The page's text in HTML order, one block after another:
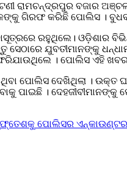
ରାମଚନ୍ଦ୍ରପୁର ବଜାର
ଗିରଫ କରିଛି ପୋଲିସ ।
ରହୁଥିଲେ। ଓଡ଼ିଶାର
ସେଠାରେ ଯୁବତୀମାନଙ୍କୁ
। ପୋଲିସ ଏହି ଖବର
ପୋଲିସ ଦେଖିଥିଲା ।
। ଦେହଜୀବୀମାନଙ୍କୁ
ପୋଲିସର ଏନ୍‌କାଉଣ୍ଟର